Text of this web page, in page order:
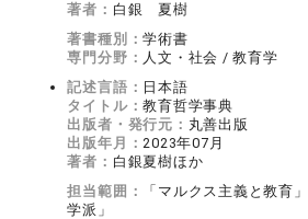
著者： 白銀 夏樹
著書種別：学術書
専門分野： 人文・社会 / 教育学
記述言語： 日本語
タイトル：教育哲学事典
出版者・発行元： 丸善出版
出版年月：2023年07月
著者： 白銀夏樹ほか
担当範囲：
「マルクス主義と教育
学派」